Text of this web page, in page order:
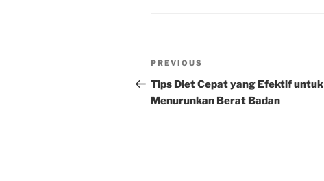
Post
navigation
Previous
Post
PREVIOUS
Tips Diet Cepat yang Efektif untuk
Menurunkan Berat Badan